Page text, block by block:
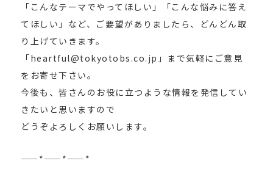
「こんなテーマでやってほしい」「こんな悩みに答え
てほしい」など、ご要望がありましたら、どんどん取
り上げていきます。
「heartful@tokyotobs.co.jp」まで気軽にご意見
をお寄せ下さい。
今後も、皆さんのお役に立つような情報を発信してい
きたいと思いますので
どうぞよろしくお願いします。
——*——*——*